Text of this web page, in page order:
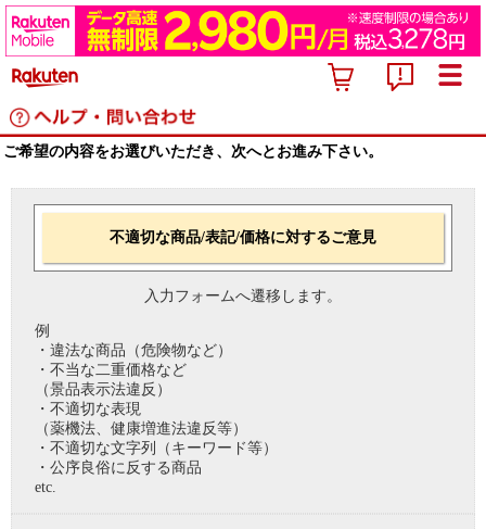
ご希望の内容をお選びいただき、次へとお進み下さい。
不適切な商品/表記/価格に対するご意見
入力フォームへ遷移します。
例
・違法な商品（危険物など）
・不当な二重価格など
（景品表示法違反）
・不適切な表現
（薬機法、健康増進法違反等）
・不適切な文字列（キーワード等）
・公序良俗に反する商品
etc.